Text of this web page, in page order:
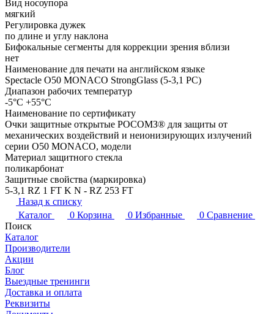
Вид носоупора
мягкий
Регулировка дужек
по длине и углу наклона
Бифокальные сегменты для коррекции зрения вблизи
нет
Наименование для печати на английском языке
Spectacle О50 MONACO StrongGlass (5-3,1 PC)
Диапазон рабочих температур
-5°C +55°C
Наименование по сертификату
Очки защитные открытые РОСОМЗ® для защиты от
механических воздействий и неионизирующих излучений
серии О50 MONACO, модели
Материал защитного стекла
поликарбонат
Защитные свойства (маркировка)
5-3,1 RZ 1 FT K N - RZ 253 FT
Назад к списку
Каталог
0 Корзина 0 Избранные 0 Сравнение
Поиск
Каталог
Производители
Акции
Блог
Выездные тренинги
Доставка и оплата
Реквизиты